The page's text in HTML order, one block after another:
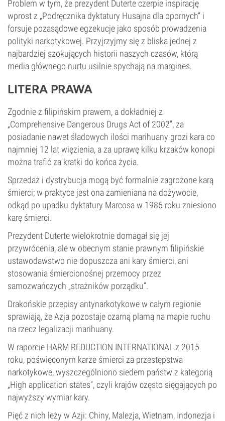
Problem w tym, że prezydent Duterte czerpie inspirację
wprost z „Podręcznika dyktatury Husajna dla opornych” i
forsuje pozasądowe egzekucje jako sposób prowadzenia
polityki narkotykowej. Przyjrzyjmy się z bliska jednej z
najbardziej szokujących historii naszych czasów, którą
media głównego nurtu usilnie spychają na margines.
LITERA PRAWA
Zgodnie z filipińskim prawem, a dokładniej z
„Comprehensive Dangerous Drugs Act of 2002”, za
posiadanie nawet śladowych ilości marihuany grozi kara co
najmniej 12 lat więzienia, a za uprawę kilku krzaków konopi
można trafić za kratki do końca życia.
Sprzedaż i dystrybucja mogą być formalnie zagrożone karą
śmierci; w praktyce jest ona zamieniana na dożywocie,
odkąd po upadku dyktatury Marcosa w 1986 roku zniesiono
karę śmierci.
Prezydent Duterte wielokrotnie domagał się jej
przywrócenia, ale w obecnym stanie prawnym filipińskie
ustawodawstwo nie dopuszcza ani kary śmierci, ani
stosowania śmiercionośnej przemocy przez
samozwańczych „strażników porządku”.
Drakońskie przepisy antynarkotykowe w całym regionie
sprawiają, że Azja pozostaje czarną plamą na mapie ruchu
na rzecz legalizacji marihuany.
W raporcie HARM REDUCTION INTERNATIONAL z 2015
roku, poświęconym karze śmierci za przestępstwa
narkotykowe, wyszczególniono siedem państw z kategorią
„High application states”, czyli krajów często sięgających po
najwyższy wymiar kary.
Pięć z nich leży w Azji: Chiny, Malezja, Wietnam, Indonezja i